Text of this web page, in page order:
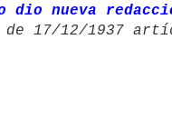
dio nueva
de 17/12/1937